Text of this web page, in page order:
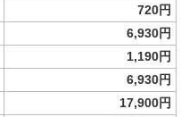
720円
6,930円
1,190円
6,930円
17,900円